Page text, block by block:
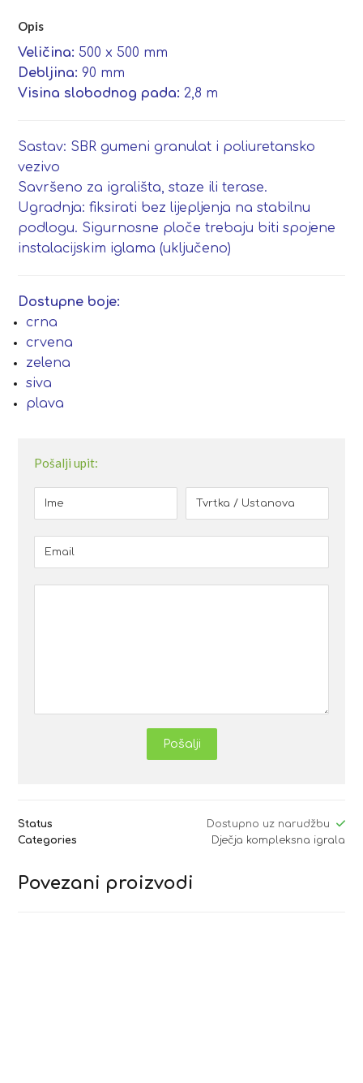
Opis
Veličina:500 x 500 mm
Debljina: 90 mm
Visina slobodnog pada: 2,8 m
Sastav: SBR gumeni granulat i poliuretansko
vezivo
Savršeno za igrališta, staze ili terase.
Ugradnja: fiksirati bez lijepljenja na stabilnu
podlogu. Sigurnosne ploče trebaju biti spojene
instalacijskim iglama (uključeno)
Dostupne boje:
crna
crvena
zelena
siva
plava
Pošalji upit:
Pošalji
Status
Dostupno uz narudžbu
Categories
Dječja kompleksna igrala
Povezani proizvodi